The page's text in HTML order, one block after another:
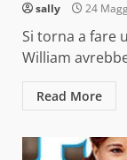
sally 24
Si torna a fare
William
Read More